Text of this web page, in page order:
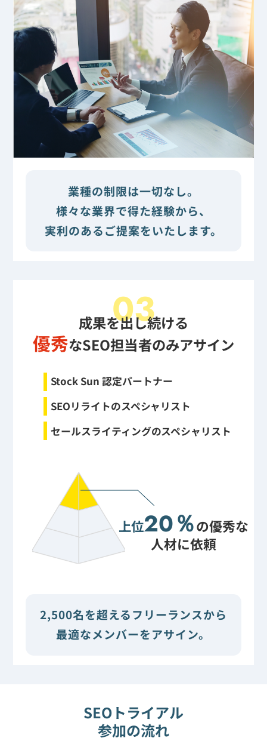
業種の制限は一切なし。
様々な業界で得た経験から、
実利のあるご提案をいたします。
03
成果を出し続ける
優秀なSEO担当者のみアサイン
Stock Sun 認定パートナー
SEOリライトのスペシャリスト
セールスライティングのスペシャリスト
上位20％の優秀な
人材に依頼
2,500名を超えるフリーランスから
最適なメンバーをアサイン。
SEOトライアル
参加の流れ